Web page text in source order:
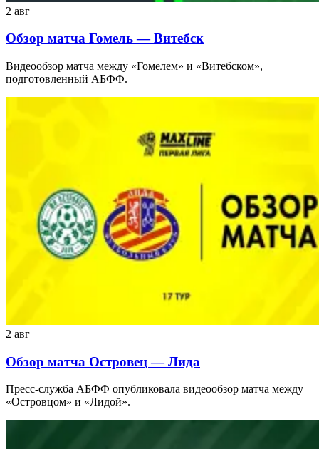
2 авг
Обзор матча Гомель — Витебск
Видеообзор матча между «Гомелем» и «Витебском»,
подготовленный АБФФ.
2 авг
Обзор матча Островец — Лида
Пресс-служба АБФФ опубликовала видеообзор матча между
«Островцом» и «Лидой».